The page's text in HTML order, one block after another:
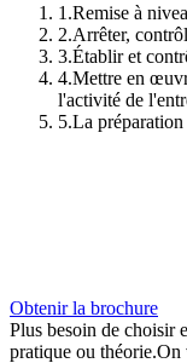
1 .Remise à
2.Arrêter,
3.Établir et
4.Mettre en
l'activité de
5.La
Obtenir la brochure
Plus besoin de choisir
pratique ou théorie.On